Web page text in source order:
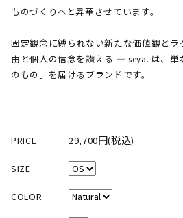
ものづくりへと昇華させています。
固定観念に縛られない新たな価値観とラ
由と個人の信念を讃える ― seya. は、単
のもの」を届けるブランドです。
PRICE 29,700円(税込)
SIZE
COLOR